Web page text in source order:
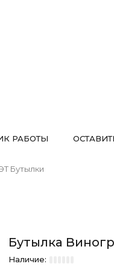
РАБОТЫ
Бутылки
Бутылка
Наличие: